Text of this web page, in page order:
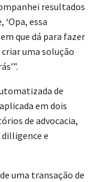
resultados
essa
que dá para fazer
uma solução
de
em dois
de advocacia,
dilligence e
uma transação de